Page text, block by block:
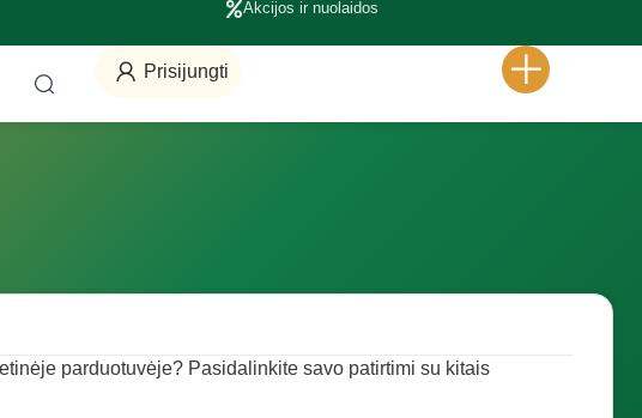
Akcijos ir nuolaidos
Prisijungti
parduotuvėje? Pasidalinkite savo patirtimi su kitais